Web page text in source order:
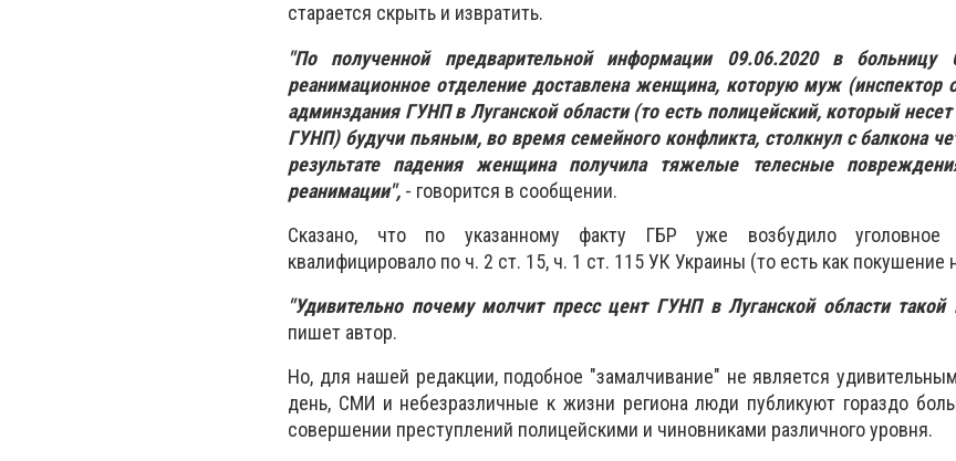
старается скрыть и извратить.
"По полученной предварительной информации 09.06.2020 в больницу
реанимационное отделение доставлена женщина, которую муж (инспектор
админздания ГУНП в Луганской области (то есть полицейский, который
ГУНП) будучи пьяным, во время семейного конфликта, столкнул с балкона
результате падения женщина получила тяжелые телесные
реанимации", - говорится в сообщении.
Сказано, что по указанному факту ГБР уже возбудило уголовное
квалифицировало по ч. 2 ст. 15, ч. 1 ст. 115 УК Украины (то есть как покушение
"Удивительно почему молчит пресс цент ГУНП в Луганской области такой
пишет автор.
Но, для нашей редакции, подобное "замалчивание" не является
день, СМИ и небезразличные к жизни региона люди публикуют гораздо
совершении преступлений полицейскими и чиновниками различного уровня.